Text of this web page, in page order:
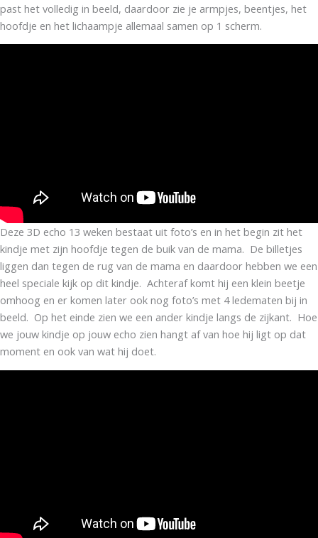
past het volledig in beeld, daardoor zie je armpjes, beentjes, het
hoofdje en het lichaampje allemaal samen op 1 scherm.
Deze 3D echo 13 weken bestaat uit foto’s en in het begin zit het
kindje met zijn hoofdje tegen de buik van de mama. De billetjes
liggen dan tegen de rug van de mama en daardoor hebben we een
heel speciale kijk op dit kindje. Achteraf komt hij een klein beetje
omhoog en er komen later ook nog foto’s met 4 ledematen bij in
beeld. Op het einde zien we een ander kindje langs de zijkant. Hoe
we jouw kindje op jouw echo zien hangt af van hoe hij ligt op dat
moment en ook van wat hij doet.